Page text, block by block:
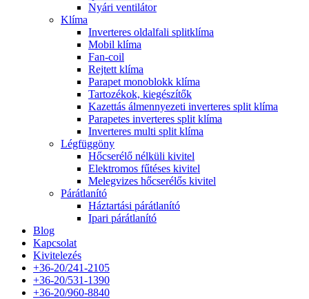
Nyári ventilátor
Klíma
Inverteres oldalfali splitklíma
Mobil klíma
Fan-coil
Rejtett klíma
Parapet monoblokk klíma
Tartozékok, kiegészítők
Kazettás álmennyezeti inverteres split klíma
Parapetes inverteres split klíma
Inverteres multi split klíma
Légfüggöny
Hőcserélő nélküli kivitel
Elektromos fűtéses kivitel
Melegvizes hőcserélős kivitel
Párátlanító
Háztartási párátlanító
Ipari párátlanító
Blog
Kapcsolat
Kivitelezés
+36-20/241-2105
+36-20/531-1390
+36-20/960-8840